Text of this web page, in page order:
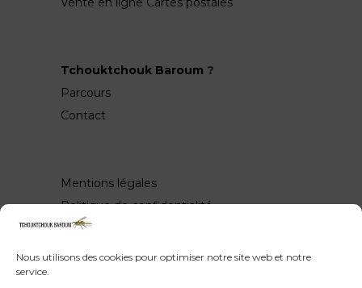
Nous utilisons des cookies pour optimiser notre site web et notre
service.
Tchouktchouk Baroum ?
Parcours
Contact
Mentions légales
Politique de confidentialité